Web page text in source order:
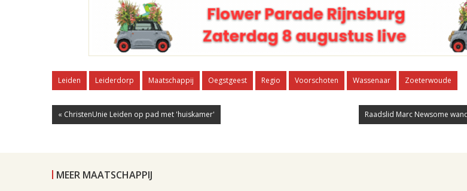
Leiden Leiderdorp Maatschappij Oegstgeest Regio Voorschoten Wassenaar Zoeterwoude
« ChristenUnie Leiden op pad met 'huiskamer' Raadslid Marc Newsome
MEER MAATSCHAPPIJ